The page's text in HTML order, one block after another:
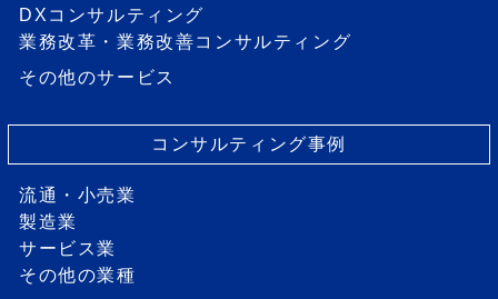
DXコンサルティング
業務改革・業務改善コンサルティング
その他のサービス
コンサルティング事例
流通・小売業
製造業
サービス業
その他の業種